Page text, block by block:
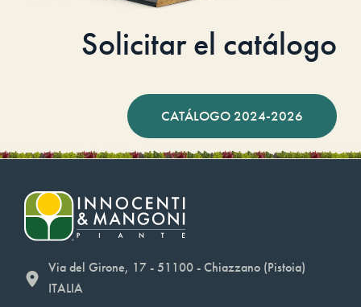
Solicitar el catálogo
CATÁLOGO 2024-2026
Via del Girone, 17 - 51100 - Chiazzano (Pistoia)
ITALIA